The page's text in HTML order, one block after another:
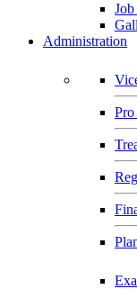
Administration